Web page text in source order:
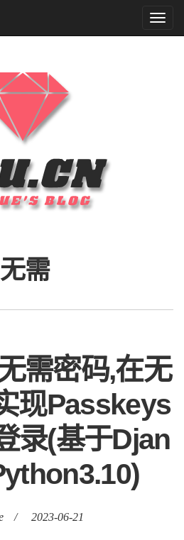
菜
单
无需
需密码,在无
现Passkeys
录(基于Djan
/ 2023-06-21